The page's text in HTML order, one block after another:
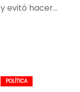
y evitó hacer…
POLÍTICA